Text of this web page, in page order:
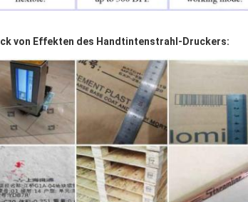
von Effekten des Handtintenstrahl-Druckers: